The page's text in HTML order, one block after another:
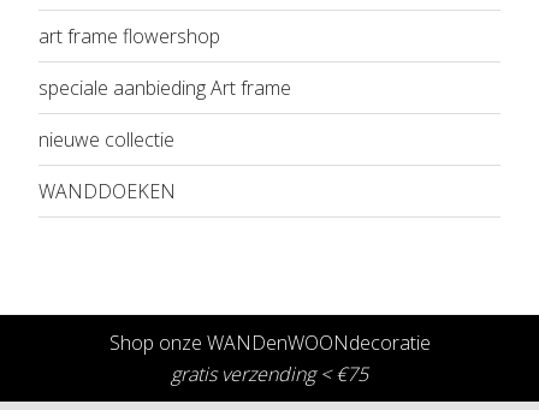
art frame flowershop
speciale aanbieding Art frame
nieuwe collectie
WANDDOEKEN
Shop onze WANDenWOONdecoratie
gratis verzending < €75